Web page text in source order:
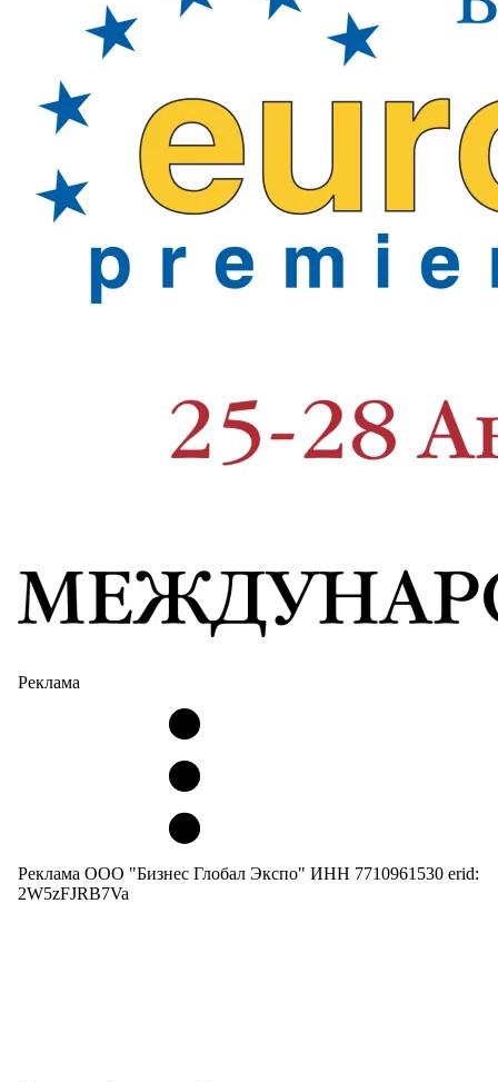
Реклама
Реклама ООО "Бизнес Глобал Экспо" ИНН 7710961530 erid:
2W5zFJRB7Va